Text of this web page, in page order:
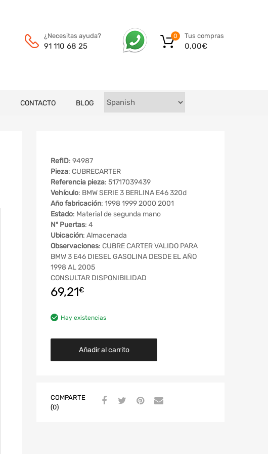
¿Necesitas ayuda?
91 110 68 25
Tus compras
0,00€
0
CONTACTO BLOG
RefID: 94987
Pieza: CUBRECARTER
Referencia pieza: 51717039439
Vehículo: BMW SERIE 3 BERLINA E46 320d
Año fabricación: 1998 1999 2000 2001
Estado: Material de segunda mano
Nº Puertas: 4
Ubicación: Almacenada
Observaciones: CUBRE CARTER VALIDO PARA
BMW 3 E46 DIESEL GASOLINA DESDE EL AÑO
1998 AL 2005
CONSULTAR DISPONIBILIDAD
69,21€
Hay existencias
Añadir al carrito
COMPARTE
(0)